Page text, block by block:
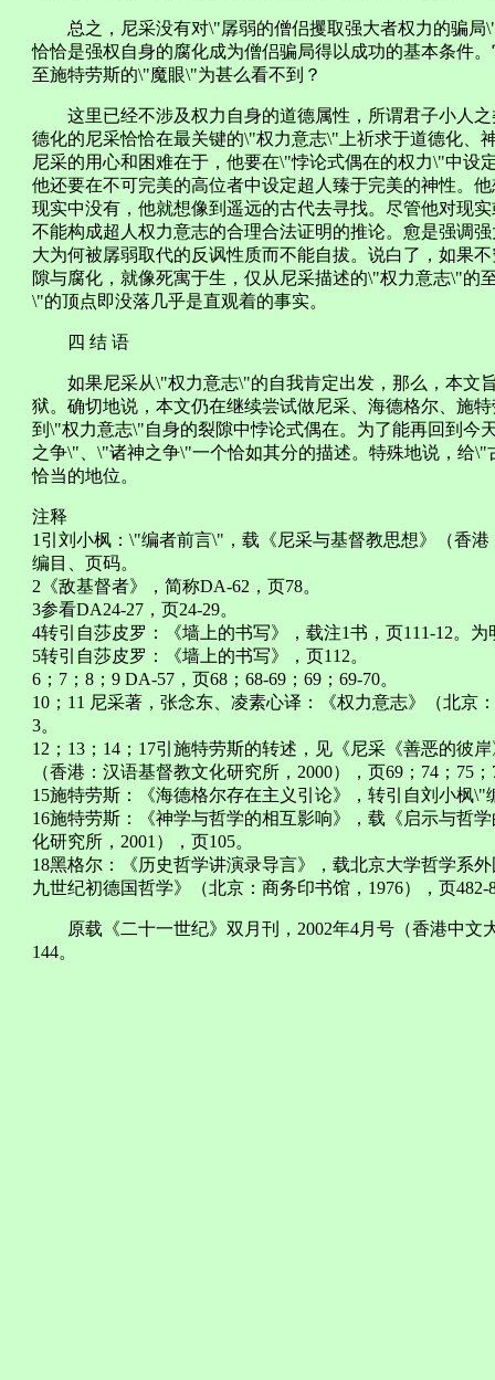
总之，尼采没有对\"孱弱的僧侣攫取强大者权力的骗局
恰恰是强权自身的腐化成为僧侣骗局得以成功的基本条件
至施特劳斯的\"魔眼\"为甚么看不到？
这里已经不涉及权力自身的道德属性，所谓君子小人之
德化的尼采恰恰在最关键的\"权力意志\"上祈求于道德化、
尼采的用心和困难在于，他要在\"悖论式偶在的权力\"中设
他还要在不可完美的高位者中设定超人臻于完美的神性。
现实中没有，他就想像到遥远的古代去寻找。尽管他对现
不能构成超人权力意志的合理合法证明的推论。愈是强调
大为何被孱弱取代的反讽性质而不能自拔。说白了，如果
隙与腐化，就像死寓于生，仅从尼采描述的\"权力意志\"的
\"的顶点即没落几乎是直观着的事实。
四 结 语
如果尼采从\"权力意志\"的自我肯定出发，那么，本文
狱。确切地说，本文仍在继续尝试做尼采、海德格尔、施
到\"权力意志\"自身的裂隙中悖论式偶在。为了能再回到今
之争\"、\"诸神之争\"一个恰如其分的描述。特殊地说，给
恰当的地位。
注释
1引刘小枫：\"编者前言\"，载《尼采与基督教思想》（香
编目、页码。
2《敌基督者》，简称DA-62，页78。
3参看DA24-27，页24-29。
4转引自莎皮罗：《墙上的书写》，载注1书，页111-12。
5转引自莎皮罗：《墙上的书写》，页112。
6；7；8；9 DA-57，页68；68-69；69；69-70。
10；11 尼采著，张念东、凌素心译：《权力意志》（北京
3。
12；13；14；17引施特劳斯的转述，见《尼采《善恶的彼
（香港：汉语基督教文化研究所，2000），页69；74；75；
15施特劳斯：《海德格尔存在主义引论》，转引自刘小枫\"
16施特劳斯：《神学与哲学的相互影响》，载《启示与哲
化研究所，2001），页105。
18黑格尔：《历史哲学讲演录导言》，载北京大学哲学系
九世纪初德国哲学》（北京：商务印书馆，1976），页482-
原载《二十一世纪》双月刊，2002年4月号（香港中文
144。